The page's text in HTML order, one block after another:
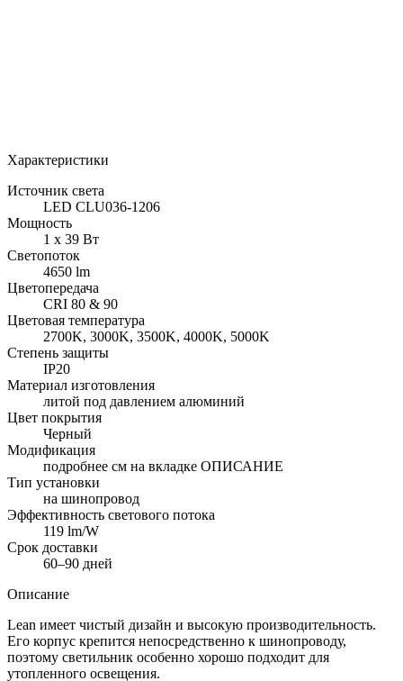
Характеристики
Источник света
LED CLU036-1206
Мощность
1 х 39 Вт
Светопоток
4650 lm
Цветопередача
CRI 80 & 90
Цветовая температура
2700K, 3000K, 3500K, 4000K, 5000K
Степень защиты
IP20
Материал изготовления
литой под давлением алюминий
Цвет покрытия
Черный
Модификация
подробнее см на вкладке ОПИСАНИЕ
Тип установки
на шинопровод
Эффективность светового потока
119 lm/W
Срок доставки
60–90 дней
Описание
Lean имеет чистый дизайн и высокую производительность.
Его корпус крепится непосредственно к шинопроводу,
поэтому светильник особенно хорошо подходит для
утопленного освещения.